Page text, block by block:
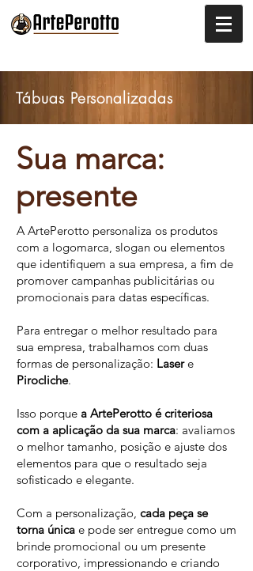
Tábuas Personalizadas
Sua marca:
presente
A ArtePerotto personaliza os produtos
com a logomarca, slogan ou elementos
que identifiquem a sua empresa, a fim de
promover campanhas publicitárias ou
promocionais para datas específicas.
Para entregar o melhor resultado para
sua empresa, trabalhamos com duas
formas de personalização: Lasere
Pirocliche.
Isso porque a ArtePerotto é criteriosa
com a aplicação da sua marca: avaliamos
o melhor tamanho, posição e ajuste dos
elementos para que o resultado seja
sofisticado e elegante.
Com a personalização, cada peça se
torna única e pode ser entregue como um
brinde promocional ou um presente
corporativo, impressionando e criando